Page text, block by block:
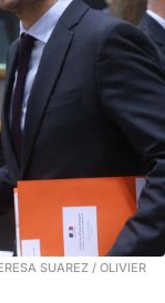
SUAREZ / OLIVIER